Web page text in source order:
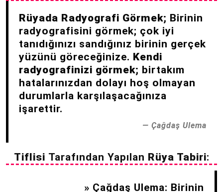
Rüyada Radyografi Görmek; Birinin
radyografisini görmek; çok iyi
tanıdığınızı sandığınız birinin gerçek
yüzünü göreceğinize. Kendi
radyografinizi görmek; birtakım
hatalarınızdan dolayı hoş olmayan
durumlarla karşılaşacağınıza
işarettir.
Çağdaş Ulema
Tiflisi Tarafından Yapılan Rüya Tabiri:
» Çağdaş Ulema: Birinin